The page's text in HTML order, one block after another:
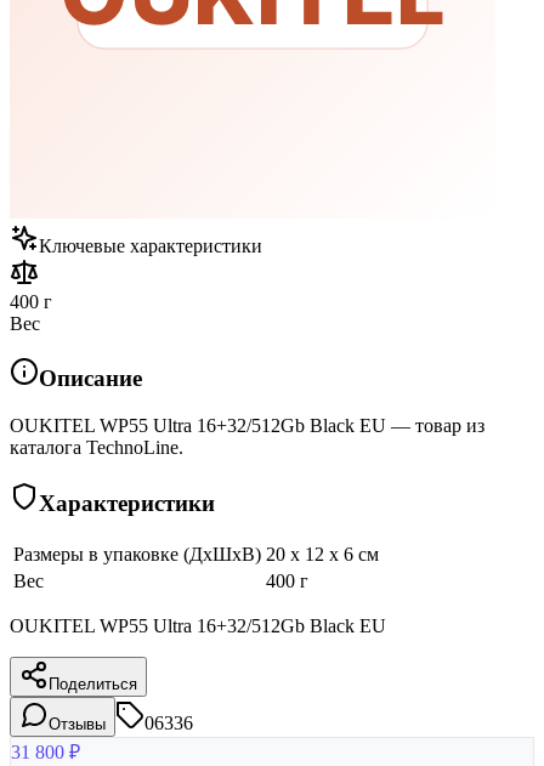
Ключевые характеристики
400 г
Вес
Описание
OUKITEL WP55 Ultra 16+32/512Gb Black EU — товар из
каталога TechnoLine.
Характеристики
Размеры в упаковке (ДхШхВ) 20 x 12 x 6 см
Вес
400 г
OUKITEL WP55 Ultra 16+32/512Gb Black EU
Поделиться
Отзывы
06336
31 800 ₽